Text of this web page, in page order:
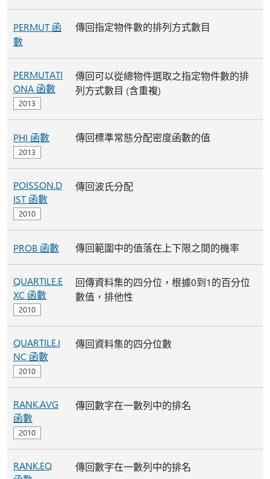
PERMUT 函
數
傳回指定物件數的排列方式數目
PERMUTATI
ONA 函數
傳回可以從總物件選取之指定物件數的排
列方式數目 (含重複)
PHI 函數 傳回標準常態分配密度函數的值
POISSON.D
IST 函數
傳回波氏分配
PROB 函數 傳回範圍中的值落在上下限之間的機率
QUARTILE.E
XC 函數
回傳資料集的四分位，根據0到1的百分位
數值，排他性
QUARTILE.I
NC 函數
傳回資料集的四分位數
RANK.AVG
函數
傳回數字在一數列中的排名
RANK.EQ
傳回數字在一數列中的排名